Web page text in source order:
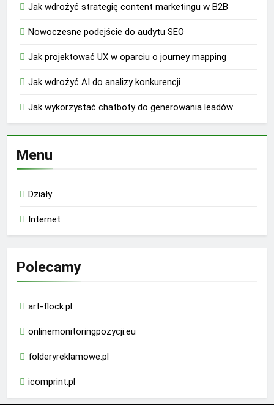
Jak wdrożyć strategię content marketingu w B2B
Nowoczesne podejście do audytu SEO
Jak projektować UX w oparciu o journey mapping
Jak wdrożyć AI do analizy konkurencji
Jak wykorzystać chatboty do generowania leadów
Menu
Działy
Internet
Polecamy
art-flock.pl
onlinemonitoringpozycji.eu
folderyreklamowe.pl
icomprint.pl